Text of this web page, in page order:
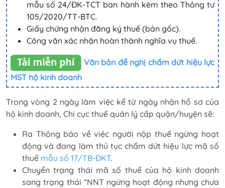
mẫu số 24/ĐK-TCT ban hành kèm theo Thông tư
105/2020/TT-BTC.
Giấy chứng nhận đăng ký thuế (bản gốc).
Công văn xác nhận hoàn thành nghĩa vụ thuế.
Văn bản đề nghị chấm dứt hiệu lực
MST hộ kinh doanh
Trong vòng 2 ngày làm việc kể từ ngày nhận hồ sơ của
hộ kinh doanh, Chi cục thuế quản lý cấp quận/huyện sẽ:
Ra Thông báo về việc người nộp thuế ngừng hoạt
động và đang làm thủ tục chấm dứt hiệu lực mã số
thuế mẫu số 17/TB-ĐKT.
Chuyển trạng thái mã số thuế của hộ kinh doanh
sang trạng thái “NNT ngừng hoạt động nhưng chưa